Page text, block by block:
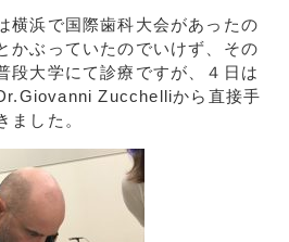
横浜で国際歯科大会があったの
かぶっていたのでいけず、その
段大学にて診療ですが、４日は
Zucchelliから直接手
ました。